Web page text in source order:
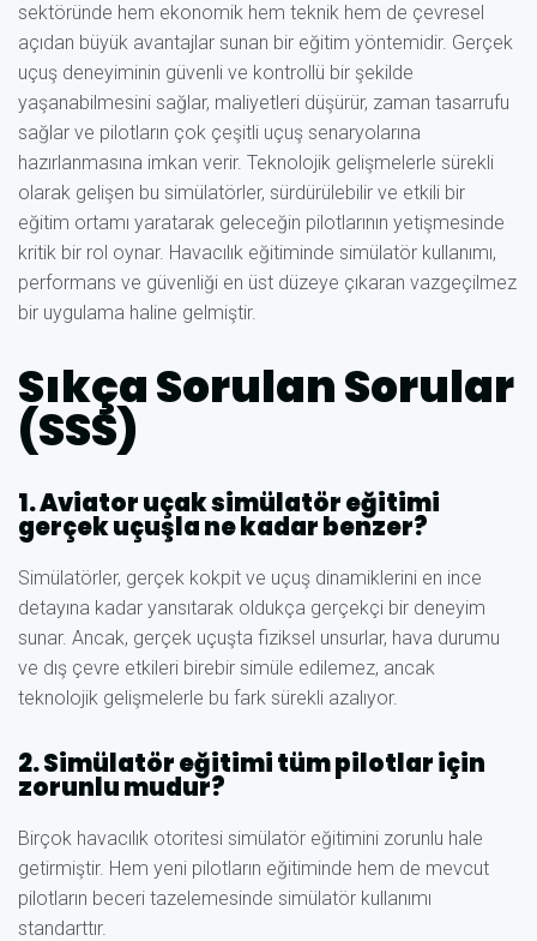
sektöründe hem ekonomik hem teknik hem de çevresel
açıdan büyük avantajlar sunan bir eğitim yöntemidir. Gerçek
uçuş deneyiminin güvenli ve kontrollü bir şekilde
yaşanabilmesini sağlar, maliyetleri düşürür, zaman tasarrufu
sağlar ve pilotların çok çeşitli uçuş senaryolarına
hazırlanmasına imkan verir. Teknolojik gelişmelerle sürekli
olarak gelişen bu simülatörler, sürdürülebilir ve etkili bir
eğitim ortamı yaratarak geleceğin pilotlarının yetişmesinde
kritik bir rol oynar. Havacılık eğitiminde simülatör kullanımı,
performans ve güvenliği en üst düzeye çıkaran vazgeçilmez
bir uygulama haline gelmiştir.
Sıkça Sorulan Sorular
(SSS)
1. Aviator uçak simülatör eğitimi
gerçek uçuşla ne kadar benzer?
Simülatörler, gerçek kokpit ve uçuş dinamiklerini en ince
detayına kadar yansıtarak oldukça gerçekçi bir deneyim
sunar. Ancak, gerçek uçuşta fiziksel unsurlar, hava durumu
ve dış çevre etkileri birebir simüle edilemez, ancak
teknolojik gelişmelerle bu fark sürekli azalıyor.
2. Simülatör eğitimi tüm pilotlar için
zorunlu mudur?
Birçok havacılık otoritesi simülatör eğitimini zorunlu hale
getirmiştir. Hem yeni pilotların eğitiminde hem de mevcut
pilotların beceri tazelemesinde simülatör kullanımı
standarttır.